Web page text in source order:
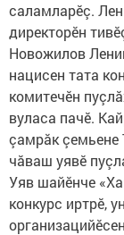
саламларӗç.
директорӗн
Новожилов
нацисен тата
комитечӗн
вуласа пачӗ.
çамрăк çемьене
чăваш уявӗ
Уяв шайӗнче
конкурс иртрӗ,